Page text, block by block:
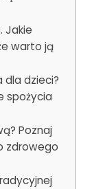
Jakie
warto ją
dla dzieci?
spożycia
Poznaj
zdrowego